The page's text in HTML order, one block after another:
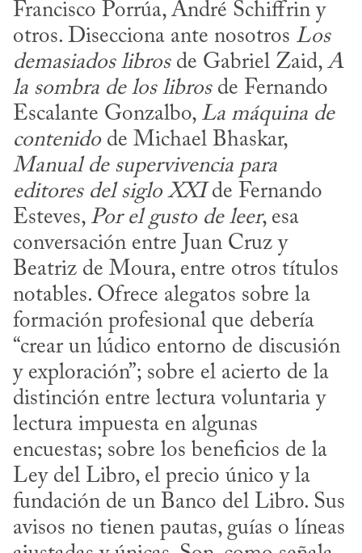
Francisco Porrúa, André Schiffrin y
otros. Disecciona ante nosotros Los
demasiados libros de Gabriel Zaid, A
la sombra de los libros de Fernando
Escalante Gonzalbo, La máquina de
contenido
de Michael Bhaskar,
Manual de supervivencia para
editores del siglo XXI de Fernando
Esteves, Por el gusto de leer, esa
conversación entre Juan Cruz y
Beatriz de Moura, entre otros títulos
notables. Ofrece alegatos sobre la
formación profesional que debería
“crear un lúdico entorno de discusión
y exploración”; sobre el acierto de la
distinción entre lectura voluntaria y
lectura impuesta en algunas
encuestas; sobre los beneficios de la
Ley del Libro, el precio único y la
fundación de un Banco del Libro. Sus
avisos no tienen pautas, guías o líneas